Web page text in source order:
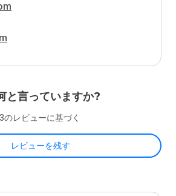
と言っていますか?
3のレビューに基づく
レビューを残す